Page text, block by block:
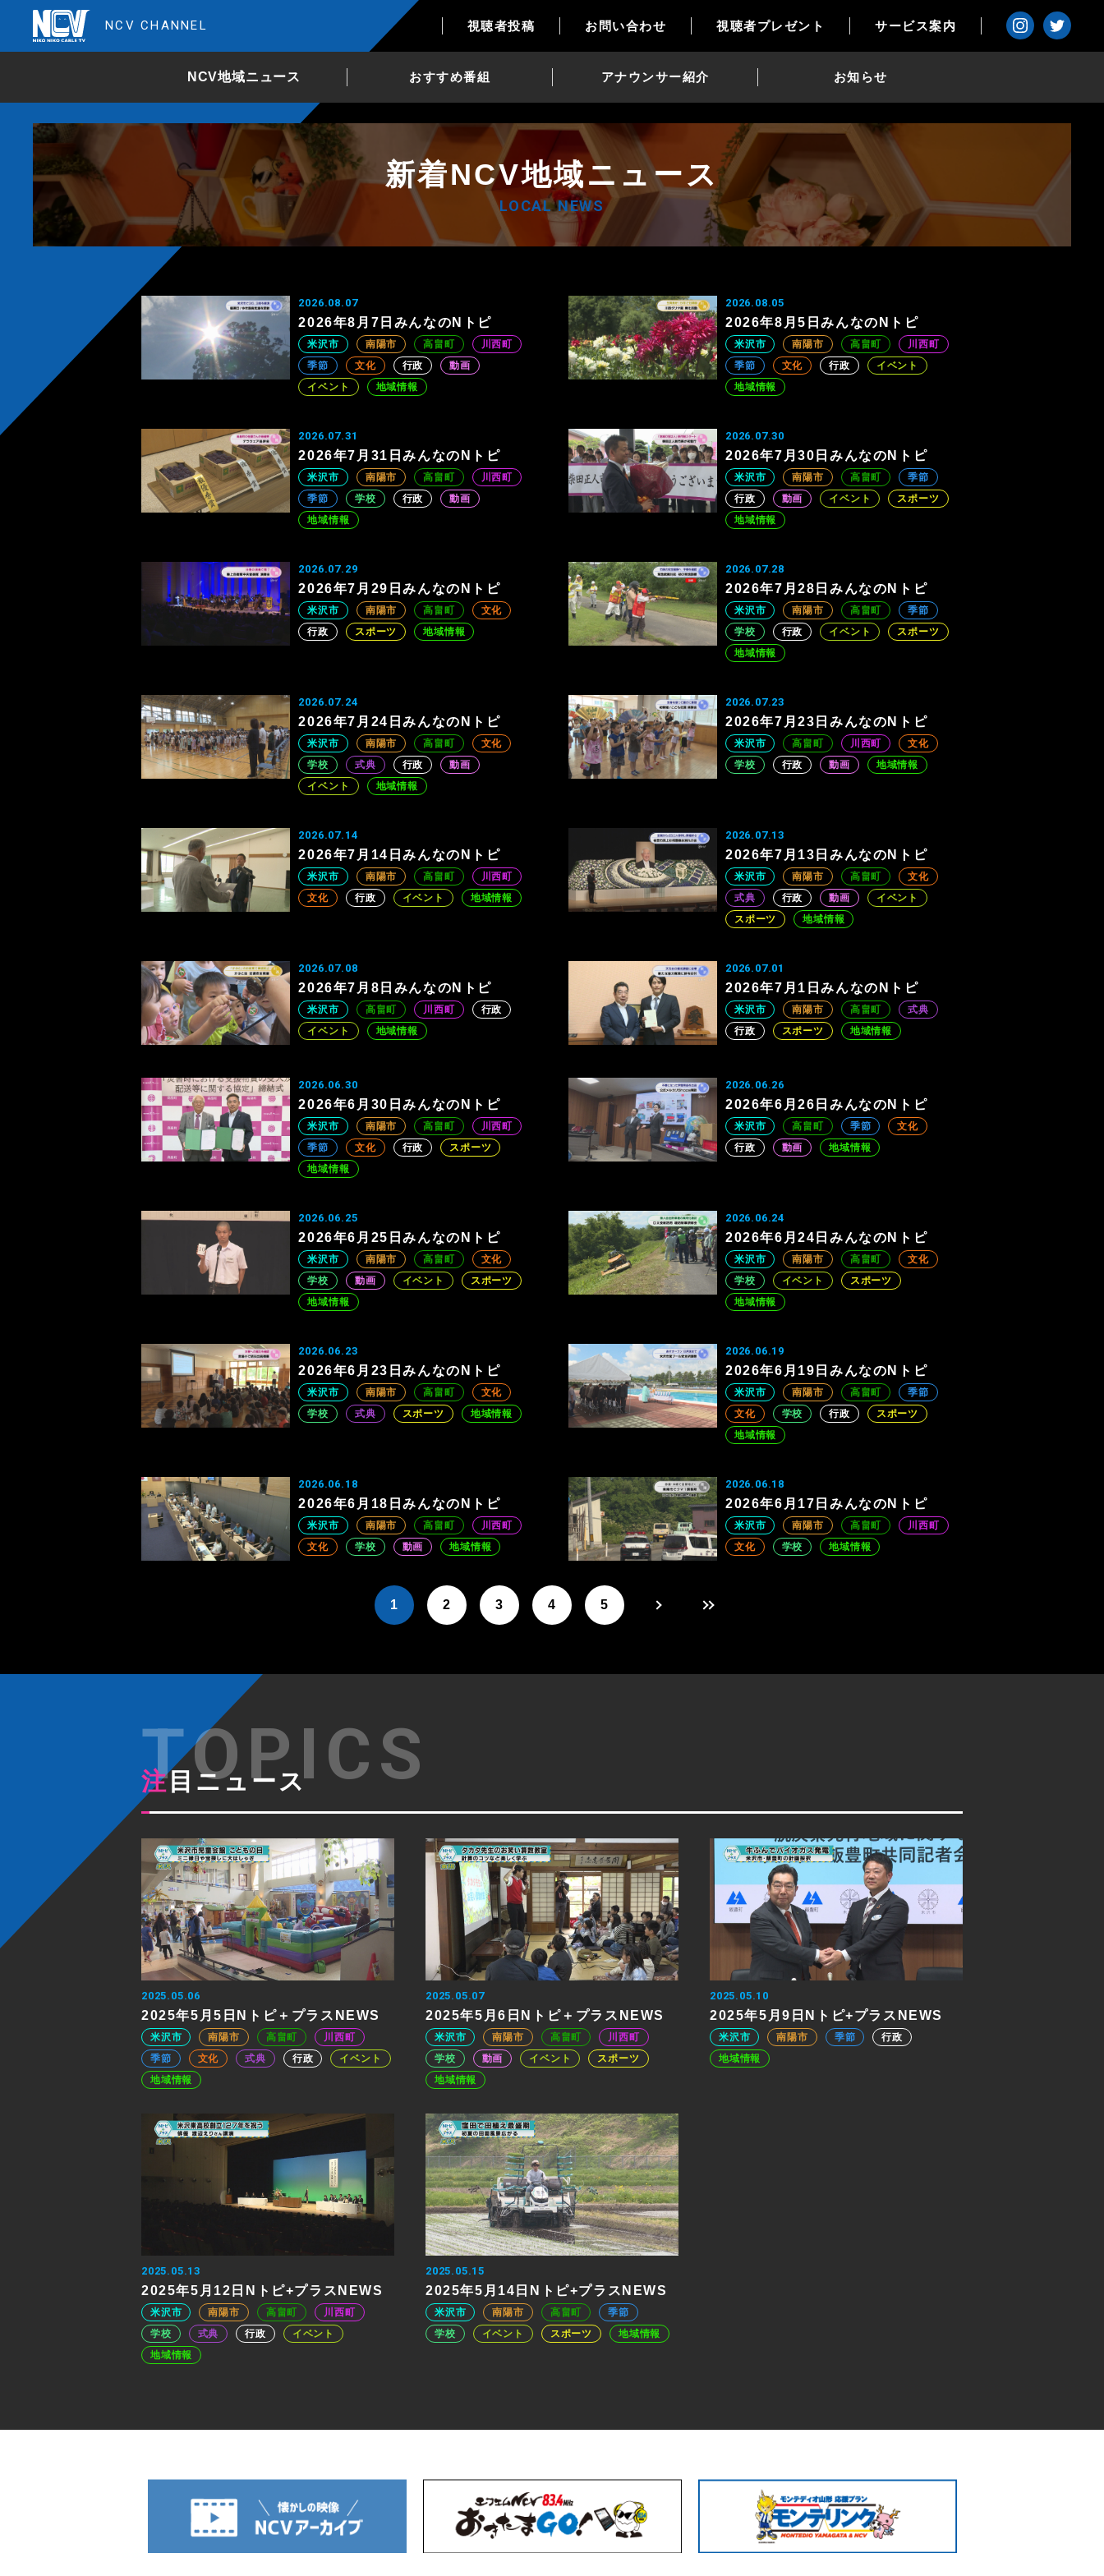
NCV CHANNEL 視聴者投稿 お問い合わせ 視聴者プレゼント サービス案内
NCV地域ニュース おすすめ番組 アナウンサー紹介 お知らせ
新着NCV地域ニュース
LOCAL NEWS
2026.08.07
2026年8月7日みんなのNトピ
米沢市 南陽市 高畠町
川西町
季節
文化 行政
動画
イベント
地域情報
2026.08.05
2026年8月5日みんなのNトピ
米沢市 南陽市 高畠町
川西町
季節
文化 行政
イベント
地域情報
2026.07.31
2026年7月31日みんなのNトピ
米沢市 南陽市 高畠町
川西町
季節
学校 行政
動画
地域情報
2026.07.30
2026年7月30日みんなのNトピ
米沢市 南陽市 高畠町
季節
行政
動画 イベント
スポーツ
地域情報
2026.07.29
2026年7月29日みんなのNトピ
米沢市 南陽市 高畠町
文化
行政
スポーツ 地域情報
2026.07.28
2026年7月28日みんなのNトピ
米沢市 南陽市 高畠町
季節
学校
行政 イベント
スポーツ
地域情報
2026.07.24
2026年7月24日みんなのNトピ
米沢市 南陽市 高畠町
文化
学校
式典 行政
動画
イベント
地域情報
2026.07.23
2026年7月23日みんなのNトピ
米沢市 高畠町 川西町
文化
学校
行政 動画 地域情報
2026.07.14
2026年7月14日みんなのNトピ
米沢市 南陽市 高畠町
川西町
文化
行政 イベント 地域情報
2026.07.13
2026年7月13日みんなのNトピ
米沢市 南陽市 高畠町
文化
式典
行政 動画
イベント
スポーツ
地域情報
2026.07.08
2026年7月8日みんなのNトピ
米沢市 高畠町 川西町
行政
イベント
地域情報
2026.07.01
2026年7月1日みんなのNトピ
米沢市 南陽市 高畠町
式典
行政
スポーツ 地域情報
2026.06.30
2026年6月30日みんなのNトピ
米沢市 南陽市 高畠町
川西町
季節
文化 行政
スポーツ
地域情報
2026.06.26
2026年6月26日みんなのNトピ
米沢市 高畠町 季節
文化
行政
動画 地域情報
2026.06.25
2026年6月25日みんなのNトピ
米沢市 南陽市 高畠町
文化
学校
動画 イベント
スポーツ
地域情報
2026.06.24
2026年6月24日みんなのNトピ
米沢市 南陽市 高畠町
文化
学校
イベント
スポーツ
地域情報
2026.06.23
2026年6月23日みんなのNトピ
米沢市 南陽市 高畠町
文化
学校
式典 スポーツ 地域情報
2026.06.19
2026年6月19日みんなのNトピ
米沢市 南陽市 高畠町
季節
文化
学校 行政
スポーツ
地域情報
2026.06.18
2026年6月18日みんなのNトピ
米沢市 南陽市 高畠町
川西町
文化
学校 動画 地域情報
2026.06.18
2026年6月17日みんなのNトピ
米沢市 南陽市 高畠町
川西町
文化
学校 地域情報
1 2 3 4 5
注目ニュース
2025.05.06
2025年5月5日Nトピ＋プラスNEWS
米沢市 南陽市 高畠町
川西町
季節
文化 式典 行政
イベント
地域情報
2025.05.07
2025年5月6日Nトピ＋プラスNEWS
米沢市 南陽市 高畠町
川西町
学校
動画 イベント
スポーツ
地域情報
2025.05.10
2025年5月9日Nトピ+プラスNEWS
米沢市 南陽市 季節
行政
地域情報
2025.05.13
2025年5月12日Nトピ+プラスNEWS
米沢市 南陽市 高畠町
川西町
学校
式典 行政
イベント
地域情報
2025.05.15
2025年5月14日Nトピ+プラスNEWS
米沢市 南陽市 高畠町
季節
学校
イベント スポーツ 地域情報